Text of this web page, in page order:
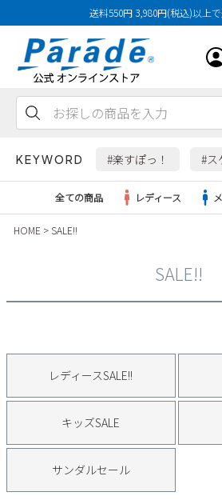
送料550円 3,980円(税込)以上
KEYWORD #楽すぽっ！ #ス
レインシューズ
パンプス
すべての商品
サンダル
キッズ
すべての商品
サンダル
NEW
すべての商品
SALE
全ての商品 レディース
HOME SALE!!
SALE!!
レディースSALE!!
キッズSALE
サンダルセール